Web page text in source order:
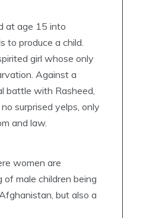
at age 15 into
to produce a child.
girl whose only
Against a
battle with Rasheed,
surprised yelps, only
and law.
women are
male children being
but also a